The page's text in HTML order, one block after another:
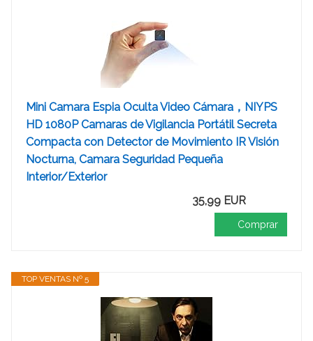
Mini Camara Espia Oculta Video Cámara，NIYPS
HD 1080P Camaras de Vigilancia Portátil Secreta
Compacta con Detector de Movimiento IR Visión
Nocturna, Camara Seguridad Pequeña
Interior/Exterior
35,99 EUR
Comprar
TOP VENTAS Nº 5